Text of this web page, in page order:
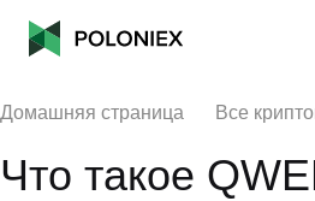
Домашняя страница Все
Что такое